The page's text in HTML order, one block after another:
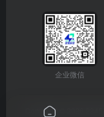
企业微信
Copyright © 2026